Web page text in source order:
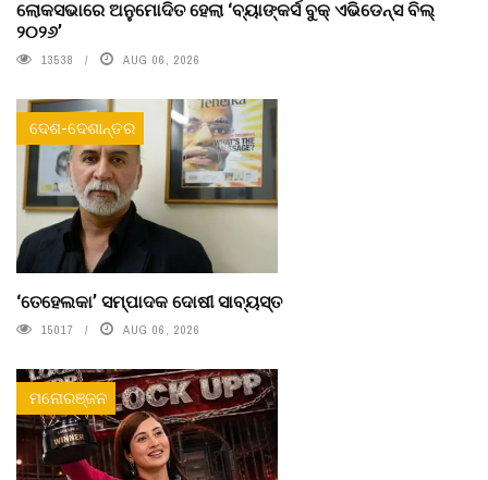
ଲୋକସଭାରେ ଅନୁମୋଦିତ ହେଲା ‘ବ୍ୟାଙ୍କର୍ସ ବୁକ୍ ଏଭିଡେନ୍ସ ବିଲ୍
୨୦୨୬’
13538 AUG 06, 2026
ଦେଶ-ଦେଶାନ୍ତର
‘ତେହେଲକା’ ସମ୍ପାଦକ ଦୋଷୀ ସାବ୍ୟସ୍ତ
15017 AUG 06, 2026
ମନୋରଞ୍ଜନ